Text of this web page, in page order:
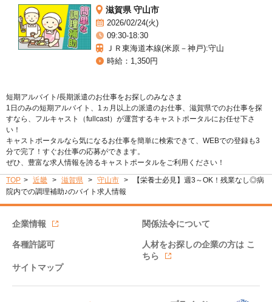
滋賀県 守山市
2026/02/24(火)
09:30-18:30
ＪＲ東海道本線(米原－神戸):守山
時給：1,350円
短期アルバイト/長期派遣のお仕事をお探しのみなさま
1日のみの短期アルバイト、1ヵ月以上の派遣のお仕事、滋賀県でのお仕事を探
すなら、フルキャスト（fullcast）が運営するキャストポータルにお任せ下さ
い！
キャストポータルなら気になるお仕事を簡単に検索できて、WEBでの登録も3
分で完了！すぐお仕事の応募ができます。
ぜひ、豊富な求人情報を誇るキャストポータルをご利用ください！
TOP 近畿 滋賀県 守山市
【栄養士必見】週3～OK！残業なし◎病
院内での調理補助♪のバイト求人情報
企業情報 関係法令について
各種許認可 人材をお探しの企業の方は こ
ちら
サイトマップ